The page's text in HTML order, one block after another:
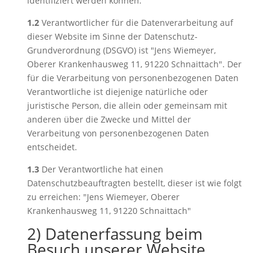
1.2Verantwortlicher für die Datenverarbeitung auf
dieser Website im Sinne der Datenschutz-
Grundverordnung (DSGVO) ist "Jens Wiemeyer,
Oberer Krankenhausweg 11, 91220 Schnaittach". Der
für die Verarbeitung von personenbezogenen Daten
Verantwortliche ist diejenige natürliche oder
juristische Person, die allein oder gemeinsam mit
anderen über die Zwecke und Mittel der
Verarbeitung von personenbezogenen Daten
entscheidet.
1.3Der Verantwortliche hat einen
Datenschutzbeauftragten bestellt, dieser ist wie folgt
zu erreichen: "Jens Wiemeyer, Oberer
Krankenhausweg 11, 91220 Schnaittach"
2) Datenerfassung beim